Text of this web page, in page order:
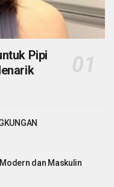
Pipi
dan Maskulin